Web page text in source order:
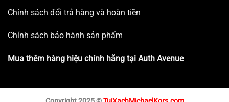
Chính sách đổi trả hàng và hoàn tiền
Chính sách bảo hành sản phẩm
Mua thêm hàng hiệu chính hãng tại Auth Avenue